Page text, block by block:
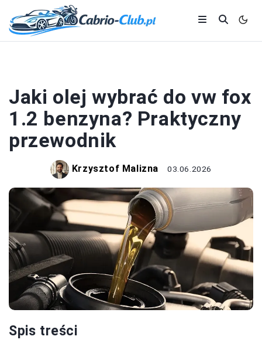
Jaki olej wybrać do vw fox
1.2 benzyna? Praktyczny
przewodnik
Krzysztof Malizna 03.06.2026
Spis treści